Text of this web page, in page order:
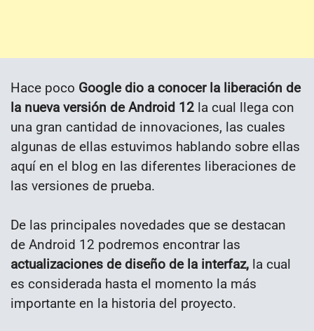
Hace poco Google dio a conocer la liberación de
la nueva versión de Android 12 la cual llega con
una gran cantidad de innovaciones, las cuales
algunas de ellas estuvimos hablando sobre ellas
aquí en el blog en las diferentes liberaciones de
las versiones de prueba.
De las principales novedades que se destacan
de Android 12 podremos encontrar las
actualizaciones de diseño de la interfaz, la cual
es considerada hasta el momento la más
importante en la historia del proyecto.